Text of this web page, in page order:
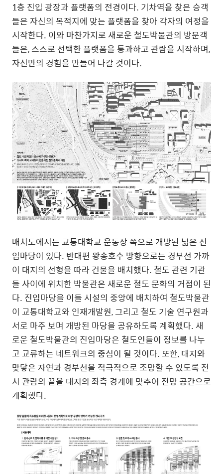
1층 진입 광장과 플랫폼의 전경이다. 기차역을 찾은 승객
들은 자신의 목적지에 맞는 플랫폼을 찾아 각자의 여정을
시작한다. 이와 마찬가지로 새로운 철도박물관의 방문객
들은,스스로 선택한 플랫폼을 통과하고 관람을 시작하며,
자신만의 경험을 만들어 나갈 것이다.
배치도에서는 교통대학교 운동장 쪽으로 개방된 넓은 진
입마당이 있다. 반대편 왕송호수 방향으로는 경부선 가까
이 대지의 선형을 따라 건물을 배치했다. 철도 관련 기관
들 사이에 위치한 박물관은 새로운 철도 문화의 거점이 된
다. 진입마당을 이들 시설의 중앙에 배치하여 철도박물관
이 교통대학교와 인재개발원,그리고 철도 기술 연구원과
서로 마주 보며 개방된 마당을 공유하도록 계획했다. 새
로운 철도박물관의 진입마당은 철도인들이 정보를 나누
고 교류하는 네트워크의 중심이 될 것이다. 또한,대지와
맞닿은 자연과 경부선을 적극적으로 조망할 수 있도록 전
시 관람의 끝을 대지의 좌측 경계에 맞추어 전망 공간으로
계획했다.